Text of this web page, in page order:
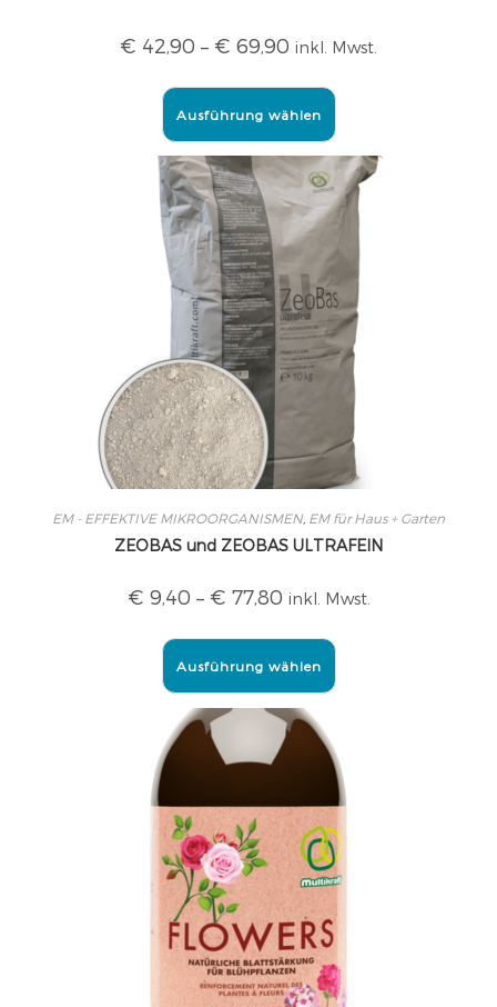
€ 42,90 – € 69,90 inkl. Mwst.
Ausführung wählen
EM - EFFEKTIVE MIKROORGANISMEN EM für Haus + Garten
ZEOBAS und ZEOBAS ULTRAFEIN
€ 9,40 – € 77,80 inkl. Mwst.
Ausführung wählen